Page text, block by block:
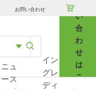
お問い合わせ 
い
合
わ
せ
は
こ
ニュ
ース
イン
グレ
ディ